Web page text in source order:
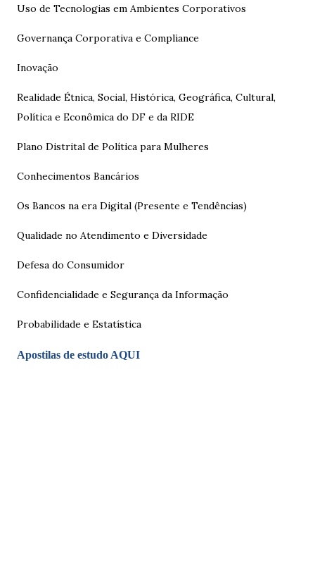
Uso de Tecnologias em Ambientes Corporativos
Governança Corporativa e Compliance
Inovação
Realidade Étnica, Social, Histórica, Geográfica, Cultural,
Política e Econômica do DF e da RIDE
Plano Distrital de Política para Mulheres
Conhecimentos Bancários
Os Bancos na era Digital (Presente e Tendências)
Qualidade no Atendimento e Diversidade
Defesa do Consumidor
Confidencialidade e Segurança da Informação
Probabilidade e Estatística
Apostilas de estudo AQUI